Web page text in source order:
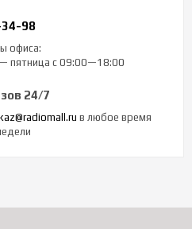
34-98
офиса:
пятница с 09:00—18:00
24/7
в любое время